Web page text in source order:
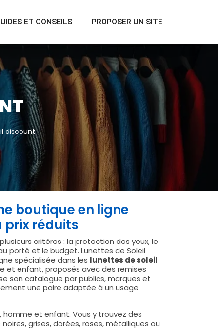
ET CONSEILS PROPOSER UN SITE
discount
boutique en ligne
prix réduits
critères : la protection des yeux, le
porté et le budget. Lunettes de Soleil
spécialisée dans les lunettes de soleil
et enfant, proposés avec des remises
son catalogue par publics, marques et
une paire adaptée à un usage
homme et enfant. Vous y trouvez des
grises, dorées, roses, métalliques ou